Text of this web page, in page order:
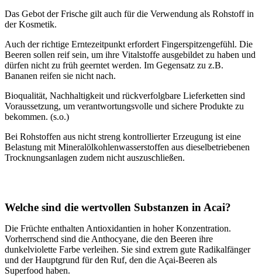
Das Gebot der Frische gilt auch für die Verwendung als Rohstoff in
der Kosmetik.
Auch der richtige Erntezeitpunkt erfordert Fingerspitzengefühl. Die
Beeren sollen reif sein, um ihre Vitalstoffe ausgebildet zu haben und
dürfen nicht zu früh geerntet werden. Im Gegensatz zu z.B.
Bananen reifen sie nicht nach.
Bioqualität, Nachhaltigkeit und rückverfolgbare Lieferketten sind
Voraussetzung, um verantwortungsvolle und sichere Produkte zu
bekommen. (s.o.)
Bei Rohstoffen aus nicht streng kontrollierter Erzeugung ist eine
Belastung mit Mineralölkohlenwasserstoffen aus dieselbetriebenen
Trocknungsanlagen zudem nicht auszuschließen.
Welche sind die wertvollen Substanzen in Acai?
Die Früchte enthalten Antioxidantien in hoher Konzentration.
Vorherrschend sind die Anthocyane, die den Beeren ihre
dunkelviolette Farbe verleihen. Sie sind extrem gute Radikalfänger
und der Hauptgrund für den Ruf, den die Açai-Beeren als
Superfood haben.